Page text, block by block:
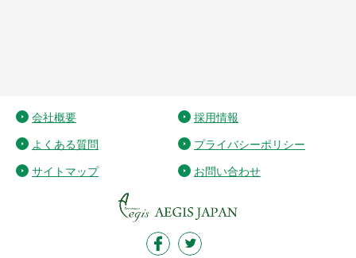
会社概要 採用情報
よくある質問 プライバシーポリシー
サイトマップ お問い合わせ